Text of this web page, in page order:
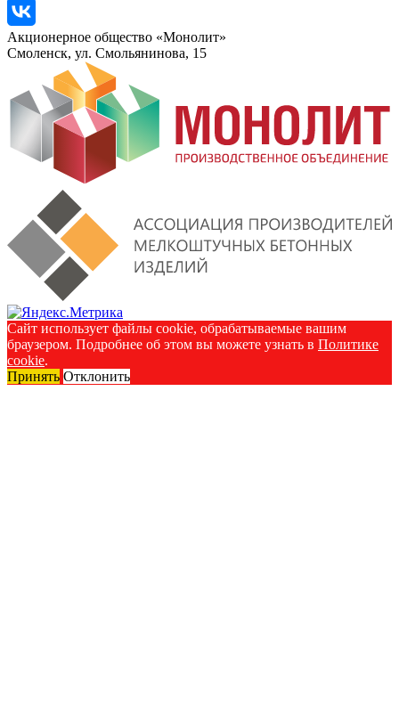
Акционерное общество «Монолит»
Смоленск, ул. Смольянинова, 15
Сайт использует файлы cookie, обрабатываемые вашим
браузером. Подробнее об этом вы можете узнать в Политике
cookie.
Принять Отклонить